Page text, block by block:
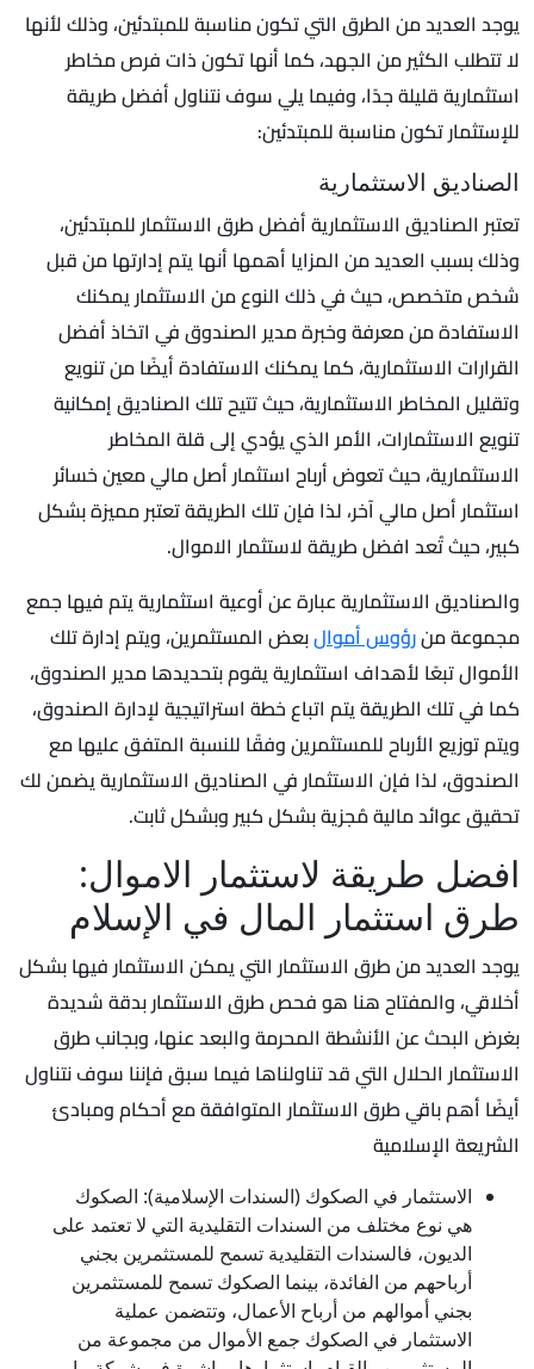
يوجد العديد من الطرق التي تكون مناسبة للمبتدئين، وذلك لأنها
لا تتطلب الكثير من الجهد، كما أنها تكون ذات فرص مخاطر
استثمارية قليلة جدًا، وفيما يلي سوف نتناول أفضل طريقة
للإستثمار تكون مناسبة للمبتدئين:
الصناديق الاستثمارية
تعتبر الصناديق الاستثمارية أفضل طرق الاستثمار للمبتدئين،
وذلك بسبب العديد من المزايا أهمها أنها يتم إدارتها من قبل
شخص متخصص، حيث في ذلك النوع من الاستثمار يمكنك
الاستفادة من معرفة وخبرة مدير الصندوق في اتخاذ أفضل
القرارات الاستثمارية، كما يمكنك الاستفادة أيضًا من تنويع
وتقليل المخاطر الاستثمارية، حيث تتيح تلك الصناديق إمكانية
تنويع الاستثمارات، الأمر الذي يؤدي إلى قلة المخاطر
الاستثمارية، حيث تعوض أرباح استثمار أصل مالي معين خسائر
استثمار أصل مالي آخر، لذا فإن تلك الطريقة تعتبر مميزة بشكل
كبير، حيث تُعد افضل طريقة لاستثمار الاموال.
والصناديق الاستثمارية عبارة عن أوعية استثمارية يتم فيها جمع
مجموعة منرؤوس أموالبعض المستثمرين، ويتم إدارة تلك
الأموال تبعًا لأهداف استثمارية يقوم بتحديدها مدير الصندوق،
كما في تلك الطريقة يتم اتباع خطة استراتيجية لإدارة الصندوق،
ويتم توزيع الأرباح للمستثمرين وفقًا للنسبة المتفق عليها مع
الصندوق، لذا فإن الاستثمار في الصناديق الاستثمارية يضمن لك
تحقيق عوائد مالية مُجزية بشكل كبير وبشكل ثابت.
افضل طريقة لاستثمار الاموال:
طرق استثمار المال في الإسلام
يوجد العديد من طرق الاستثمار التي يمكن الاستثمار فيها بشكل
أخلاقي، والمفتاح هنا هو فحص طرق الاستثمار بدقة شديدة
بغرض البحث عن الأنشطة المحرمة والبعد عنها، وبجانب طرق
الاستثمار الحلال التي قد تناولناها فيما سبق فإننا سوف نتناول
أيضًا أهم باقي طرق الاستثمار المتوافقة مع أحكام ومبادئ
الشريعة الإسلامية
الاستثمار في الصكوك (السندات الإسلامية): الصكوك
هي نوع مختلف من السندات التقليدية التي لا تعتمد على
الديون، فالسندات التقليدية تسمح للمستثمرين بجني
أرباحهم من الفائدة، بينما الصكوك تسمح للمستثمرين
بجني أموالهم من أرباح الأعمال، وتتضمن عملية
الاستثمار في الصكوك جمع الأموال من مجموعة من